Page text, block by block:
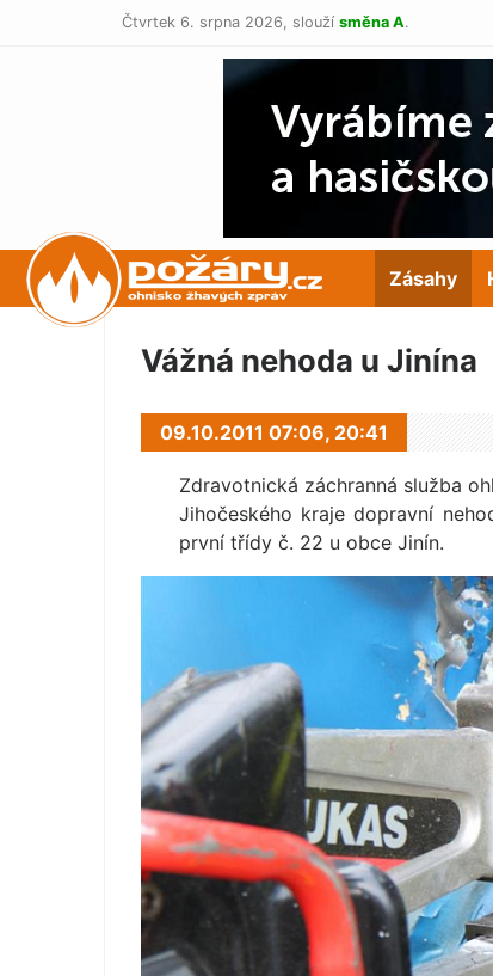
Čtvrtek 6. srpna 2026, slouží směna A.
POŽÁRY.cz Zásahy
Vážná nehoda u Jinína
09.10.2011 07:06, 20:41
Zdravotnická záchranná služba
Jihočeského kraje dopravní
první třídy č. 22 u obce Jinín.